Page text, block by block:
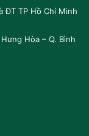
ĐT TP Hồ Chí Minh
Hòa – Q. Bình